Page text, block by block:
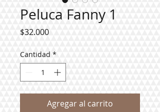
Peluca Fanny 1
$32.000Precio
Cantidad *
Agregar al carrito